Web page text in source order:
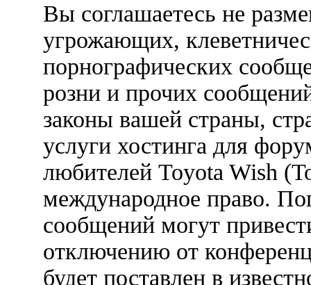
Вы соглашаетесь не
угрожающих,
порнографических
розни и прочих
законы вашей страны,
услуги хостинга для
любителей Toyota Wish
международное право.
сообщений могут
отключению от
будет поставлен в